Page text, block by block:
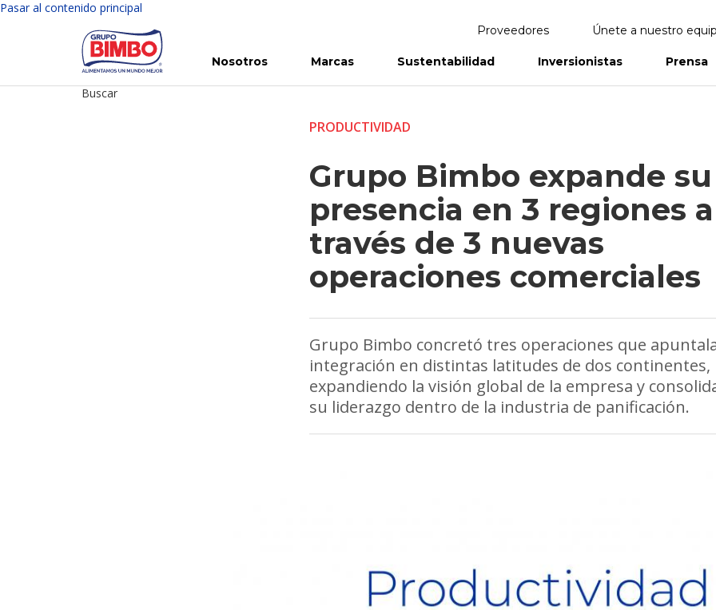
Pasar al contenido principal
Proveedores Únete a nuestro
Nosotros Marcas Sustentabilidad Inversionistas Prensa
Buscar
PRODUCTIVIDAD
Grupo Bimbo expande su
presencia en 3 regiones a
través de 3 nuevas
operaciones comerciales
Grupo Bimbo concretó tres operaciones que
integración en distintas latitudes de dos continentes,
expandiendo la visión global de la empresa y
su liderazgo dentro de la industria de panificación.